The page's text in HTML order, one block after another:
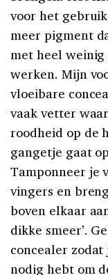
voor het
meer pigment
met heel
werken. Mijn
vloeibare
vaak vetter
roodheid op de
gangetje gaat
Tamponneer je
vingers en
boven elkaar
dikke smeer’.
concealer
nodig hebt om